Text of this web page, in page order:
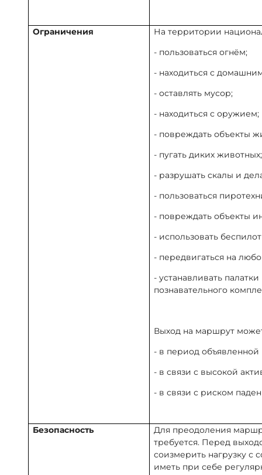
Ограничения
На территории
- пользоваться огнём;
- находиться с
- оставлять мусор;
- находиться с оружием;
- повреждать объекты
- пугать диких животных;
- разрушать скалы и
- пользоваться
- повреждать объекты
- использовать
- передвигаться на
- устанавливать
познавательного
Выход на маршрут
- в период
- в связи с высокой
- в связи с риском
Безопасность
Для преодоления
требуется. Перед
соизмерить нагрузку с
иметь при себе